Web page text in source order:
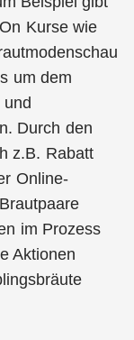
Kurse wie
um dem
und
Durch den
z.B. Rabatt
Online-
im Prozess
Aktionen